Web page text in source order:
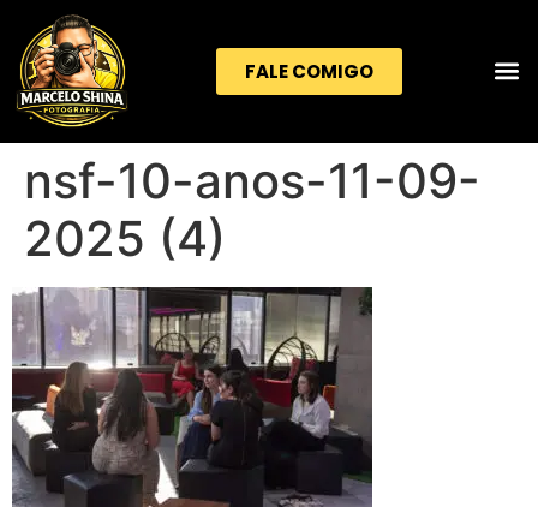
FALE COMIGO
nsf-10-anos-11-09-
2025 (4)